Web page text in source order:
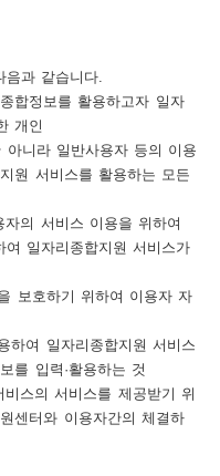
음과 같습니다.
합정보를 활용하고자 일자
개인
니라 일반사용자 등의 이용
원 서비스를 활용하는 모든
의 서비스 이용을 위하여
일자리종합지원 서비스가
보호하기 위하여 이용자 자
하여 일자리종합지원 서비스
를 입력·활용하는 것
스의 서비스를 제공받기 위
센터와 이용자간의 체결하